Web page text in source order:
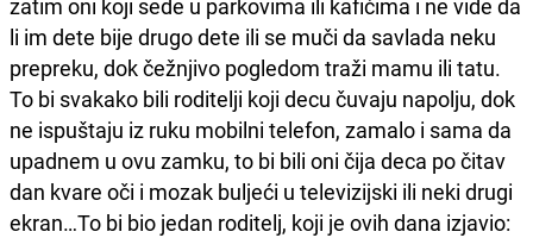
li im dete bije drugo dete ili se muči da savlada neku
prepreku, dok čežnjivo pogledom traži mamu ili tatu.
To bi svakako bili roditelji koji decu čuvaju napolju, dok
ne ispuštaju iz ruku mobilni telefon, zamalo i sama da
upadnem u ovu zamku, to bi bili oni čija deca po čitav
dan kvare oči i mozak buljeći u televizijski ili neki drugi
ekran…To bi bio jedan roditelj, koji je ovih dana izjavio: